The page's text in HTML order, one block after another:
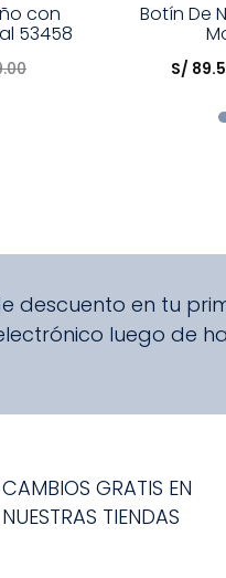
con
53458
.00
Elige una
Botín De
S/ 89.
descuento en tu
luego de
CAMBIOS GRATIS EN
NUESTRAS TIENDAS